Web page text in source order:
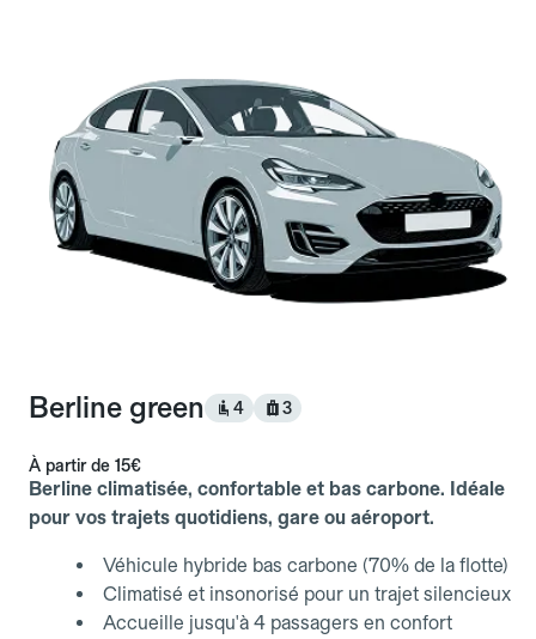
Berline green 4 3
À partir de 15€
Berline climatisée, confortable et bas carbone. Idéale
pour vos trajets quotidiens, gare ou aéroport.
Véhicule hybride bas carbone (70% de la flotte)
Climatisé et insonorisé pour un trajet silencieux
Accueille jusqu'à 4 passagers en confort